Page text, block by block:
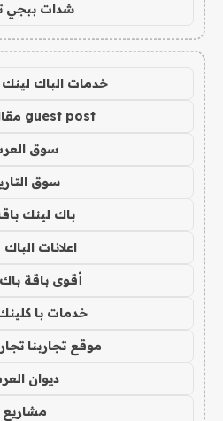
شدات ببجي
خدمات الباك
guest post مقال ضيف
سوق
سوق
باك لينك باقة
اعلانات
أقوى باقة
خدمات با كلينك
موقع تجاربنا
ديوان
مشاريع